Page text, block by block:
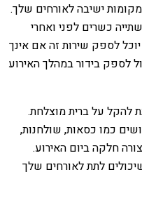
ישיבה לאורחים שלך.
כשרים לפני ואחרי
לספק שירות זה אם אינך
לספק בידור במהלך האירוע
להקל על ברית מוצלחת.
כמו כסאות, שולחנות,
חלקה ביום האירוע.
לתת לאורחים שלך